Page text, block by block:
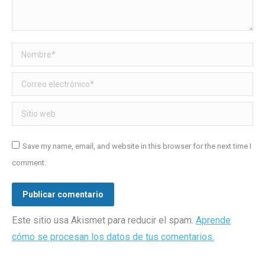
Nombre *
Correo electrónico *
Sitio web
Save my name, email, and website in this browser for the next time I
comment.
Publicar comentario
Este sitio usa Akismet para reducir el spam. Aprende
cómo se procesan los datos de tus comentarios.